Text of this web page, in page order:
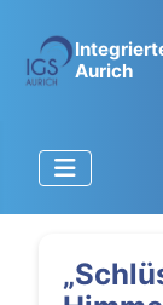
Aurich